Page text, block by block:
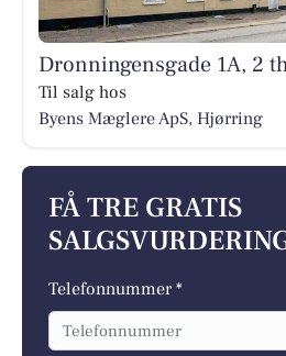
Dronningensgade 1A, 2
Til salg hos
Byens Mæglere ApS, Hjørring
FÅ TRE GRATIS
Telefonnummer *